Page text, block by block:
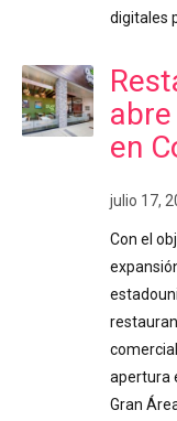
digitales
en
julio 17,
Con el
apertura
Gran